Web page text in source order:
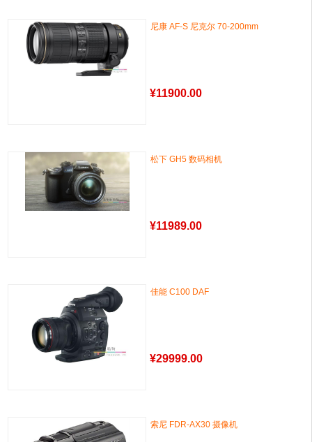
尼康 AF-S 尼克尔 70-200mm
¥11900.00
松下 GH5 数码相机
¥11989.00
佳能 C100 DAF
¥29999.00
索尼 FDR-AX30 摄像机